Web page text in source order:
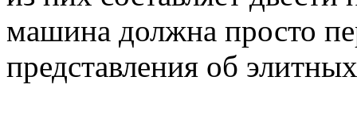
машина должна просто
представления об